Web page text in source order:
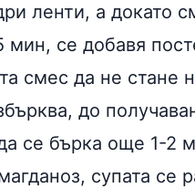
ленти, а докато
мин, се добавя
смес да не стане
до
се бърка още 1-2
супата се